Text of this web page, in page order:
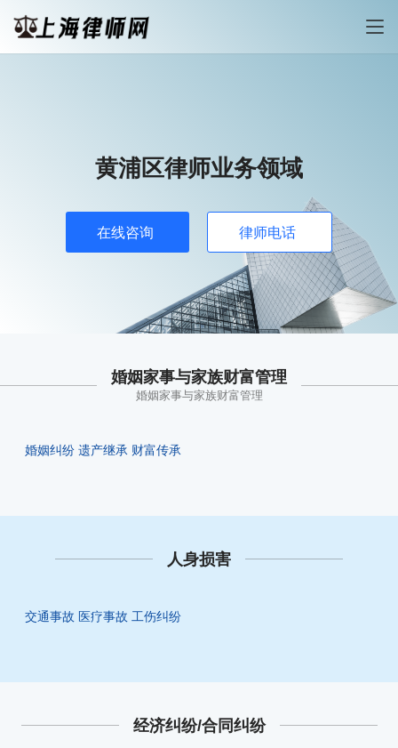
黄浦区律师业务领域
在线咨询 律师电话
婚姻家事与家族财富管理
婚姻家事与家族财富管理
婚姻纠纷 遗产继承 财富传承
人身损害
交通事故 医疗事故 工伤纠纷
经济纠纷/合同纠纷